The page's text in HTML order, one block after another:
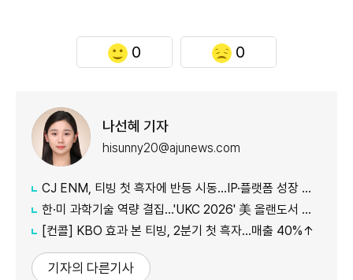
0 0
나선혜 기자
hisunny20@ajunews.com
CJ ENM, 티빙 첫 흑자에 반등 시동…IP·플랫폼 성장 가속
한·미 과학기술 역량 결집…'UKC 2026' 美 올랜도서 개막
[컨콜] KBO 효과 본 티빙, 2분기 첫 흑자…매출 40%↑
기자의 다른기사